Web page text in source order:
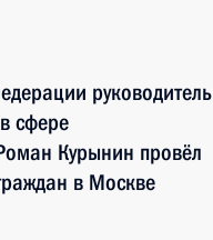
руководитель
сфере
Курынин провёл
в Москве